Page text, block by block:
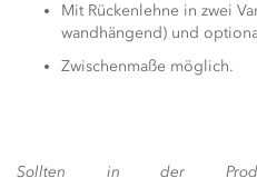
Mit Rückenlehne in zwei
wandhängend) und
Zwischenmaße möglich.
Sollten in der